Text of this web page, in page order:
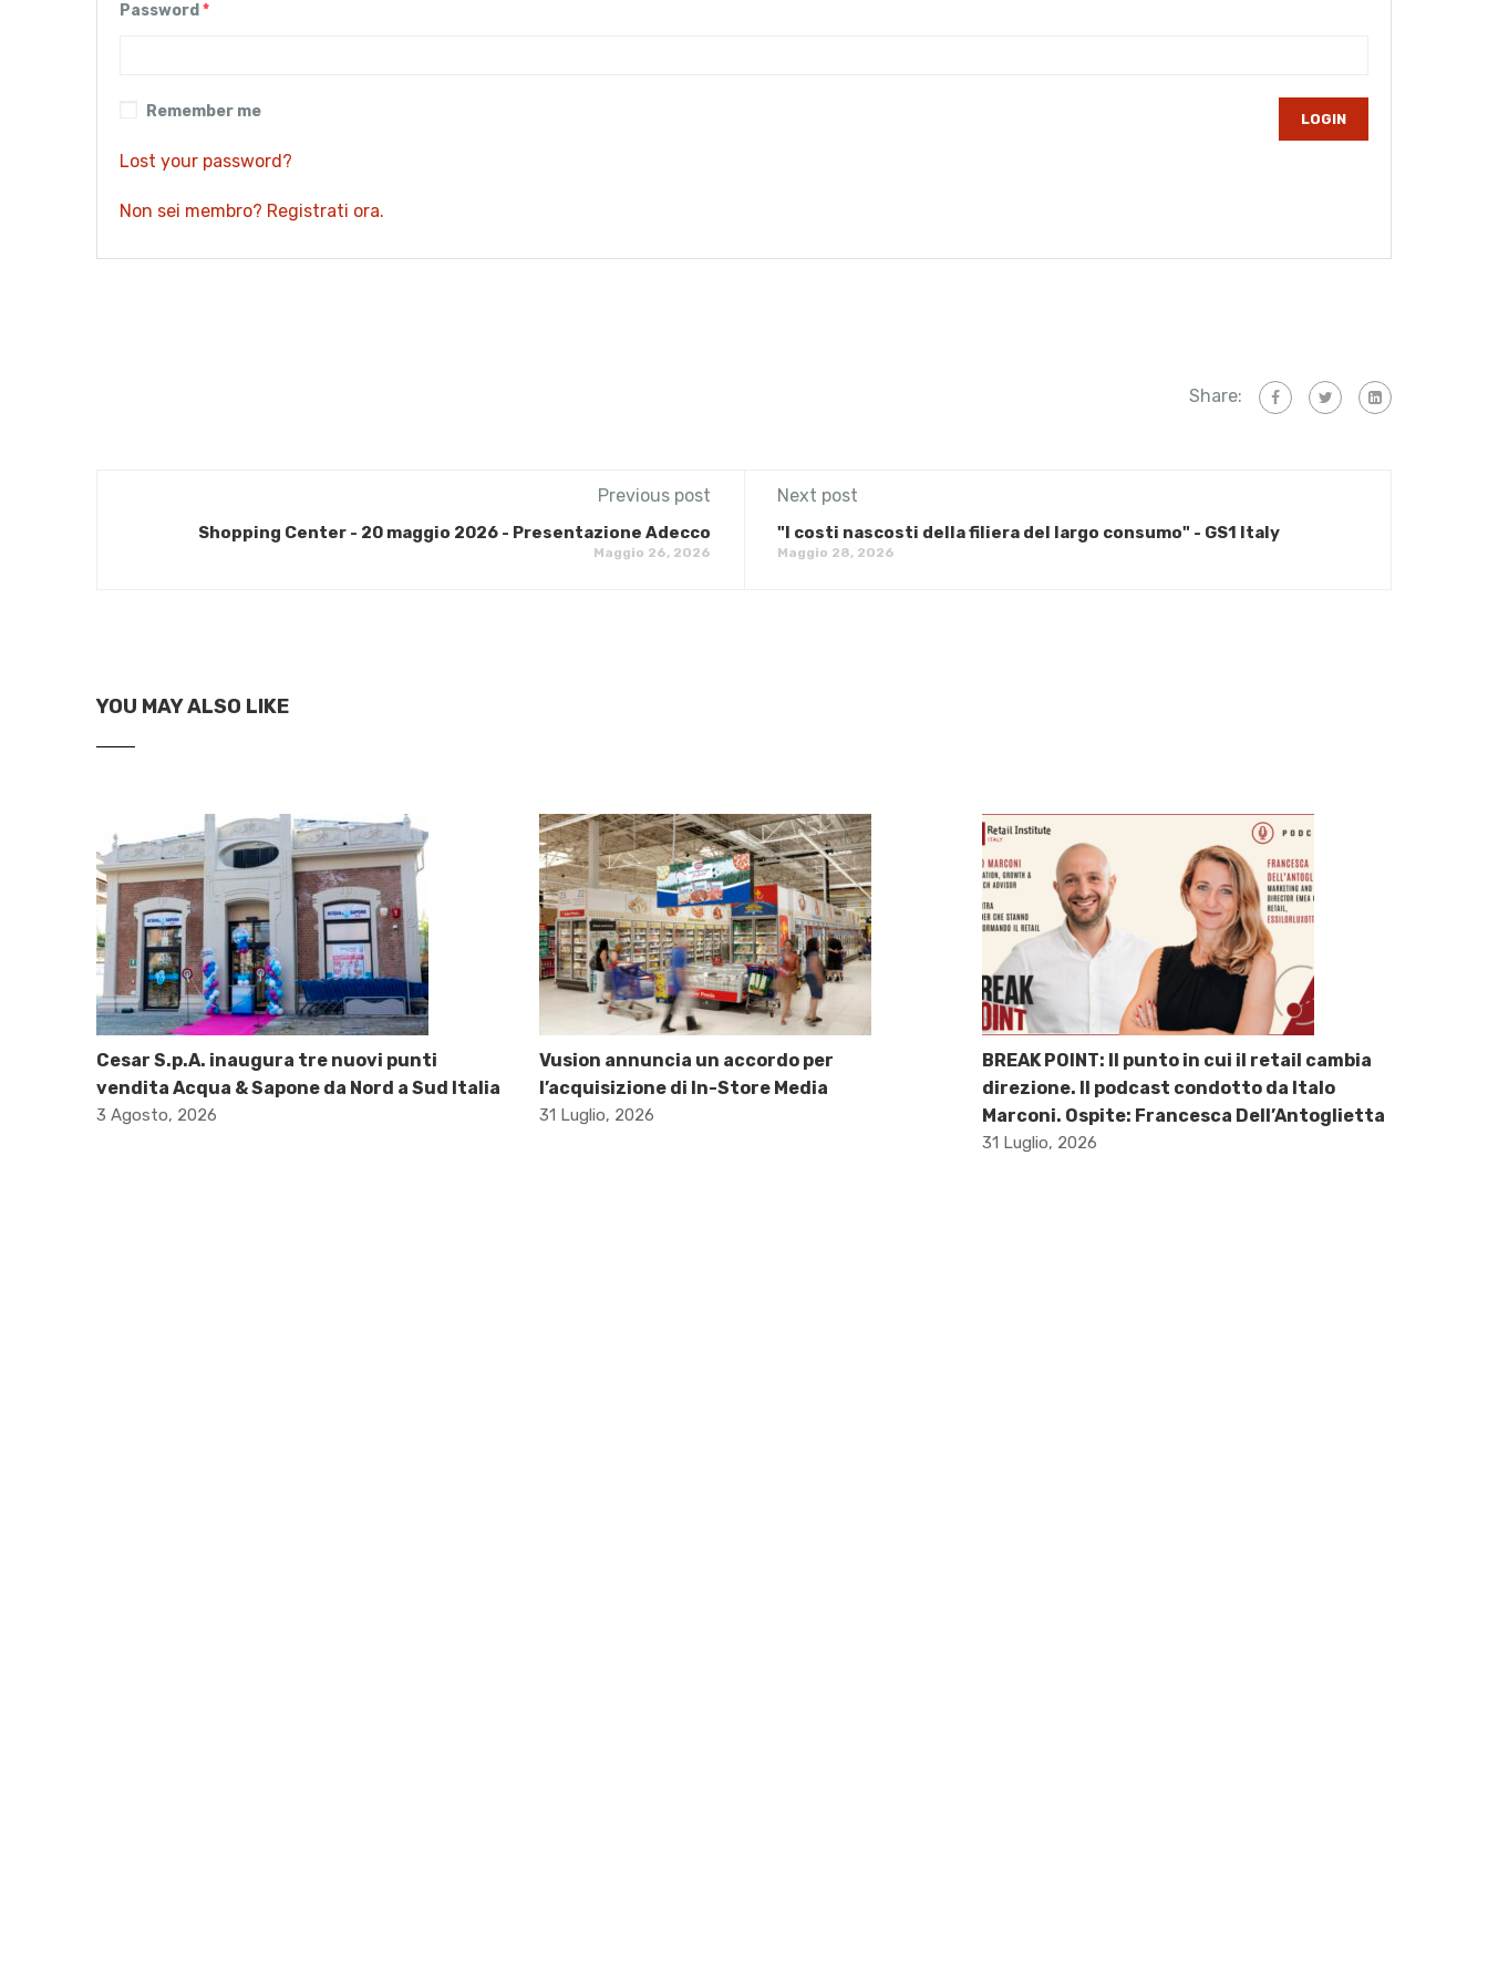
Password *
Remember me
Lost your password?
Non sei membro? Registrati ora.
Share:
Previous post
Shopping Center - 20 maggio 2026 - Presentazione Adecco
Maggio 26, 2026
Next post
"I costi nascosti della filiera del largo consumo" - GS1 Italy
Maggio 28, 2026
YOU MAY ALSO LIKE
Cesar S.p.A. inaugura tre nuovi punti
vendita Acqua & Sapone da Nord a Sud Italia
3 Agosto, 2026
Vusion annuncia un accordo per
l’acquisizione di In-Store Media
31 Luglio, 2026
BREAK POINT: Il punto in cui il retail cambia
direzione. Il podcast condotto da Italo
Marconi. Ospite: Francesca Dell’Antoglietta
31 Luglio, 2026